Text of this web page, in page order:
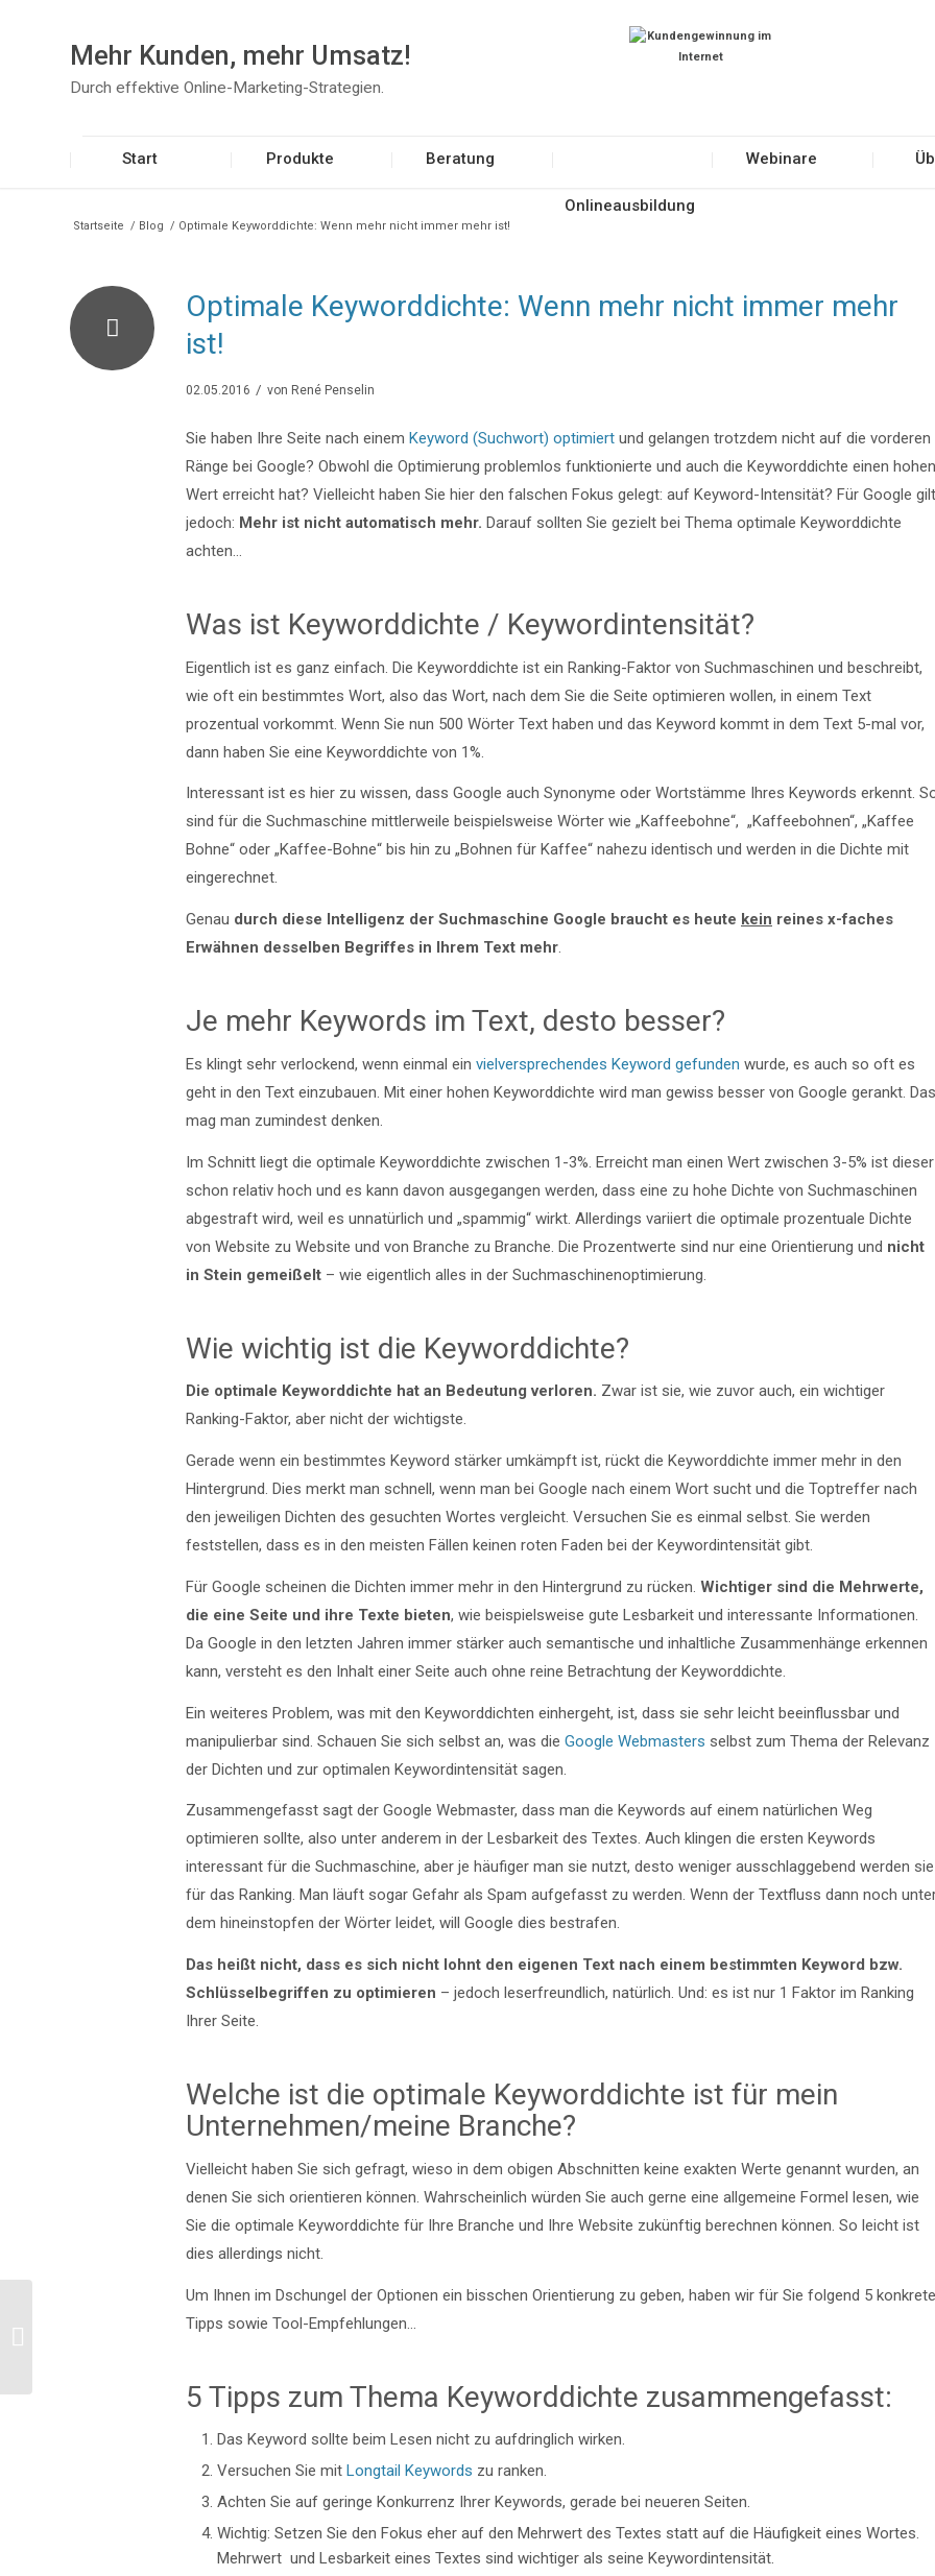
Mehr Kunden, mehr Umsatz!
Durch effektive Online-Marketing-Strategien.
Start Produkte Beratung
Onlineausbildung
Webinare
Startseite / Blog / Optimale Keyworddichte: Wenn mehr nicht immer mehr ist!
Optimale Keyworddichte: Wenn mehr nicht immer mehr
ist!
02.05.2016 / von René Penselin
Sie haben Ihre Seite nach einem Keyword (Suchwort) optimiert und gelangen trotzdem nicht auf die vorderen
Ränge bei Google? Obwohl die Optimierung problemlos funktionierte und auch die Keyworddichte einen hohen
Wert erreicht hat? Vielleicht haben Sie hier den falschen Fokus gelegt: auf Keyword-Intensität? Für Google gilt
jedoch: Mehr ist nicht automatisch mehr. Darauf sollten Sie gezielt bei Thema optimale Keyworddichte
achten…
Was ist Keyworddichte / Keywordintensität?
Eigentlich ist es ganz einfach. Die Keyworddichte ist ein Ranking-Faktor von Suchmaschinen und beschreibt,
wie oft ein bestimmtes Wort, also das Wort, nach dem Sie die Seite optimieren wollen, in einem Text
prozentual vorkommt. Wenn Sie nun 500 Wörter Text haben und das Keyword kommt in dem Text 5-mal vor,
dann haben Sie eine Keyworddichte von 1%.
Interessant ist es hier zu wissen, dass Google auch Synonyme oder Wortstämme Ihres Keywords erkennt.
sind für die Suchmaschine mittlerweile beispielsweise Wörter wie „Kaffeebohne“, „Kaffeebohnen“, „Kaffee
Bohne“ oder „Kaffee-Bohne“ bis hin zu „Bohnen für Kaffee“ nahezu identisch und werden in die Dichte mit
eingerechnet.
Genau durch diese Intelligenz der Suchmaschine Google braucht es heute kein reines x-faches
Erwähnen desselben Begriffes in Ihrem Text mehr.
Je mehr Keywords im Text, desto besser?
Es klingt sehr verlockend, wenn einmal ein vielversprechendes Keyword gefunden wurde, es auch so oft es
geht in den Text einzubauen. Mit einer hohen Keyworddichte wird man gewiss besser von Google gerankt. Das
mag man zumindest denken.
Im Schnitt liegt die optimale Keyworddichte zwischen 1-3%. Erreicht man einen Wert zwischen 3-5% ist dieser
schon relativ hoch und es kann davon ausgegangen werden, dass eine zu hohe Dichte von Suchmaschinen
abgestraft wird, weil es unnatürlich und „spammig“ wirkt. Allerdings variiert die optimale prozentuale Dichte
von Website zu Website und von Branche zu Branche. Die Prozentwerte sind nur eine Orientierung und nicht
in Stein gemeißelt – wie eigentlich alles in der Suchmaschinenoptimierung.
Wie wichtig ist die Keyworddichte?
Die optimale Keyworddichte hat an Bedeutung verloren. Zwar ist sie, wie zuvor auch, ein wichtiger
Ranking-Faktor, aber nicht der wichtigste.
Gerade wenn ein bestimmtes Keyword stärker umkämpft ist, rückt die Keyworddichte immer mehr in den
Hintergrund. Dies merkt man schnell, wenn man bei Google nach einem Wort sucht und die Toptreffer nach
den jeweiligen Dichten des gesuchten Wortes vergleicht. Versuchen Sie es einmal selbst. Sie werden
feststellen, dass es in den meisten Fällen keinen roten Faden bei der Keywordintensität gibt.
Für Google scheinen die Dichten immer mehr in den Hintergrund zu rücken. Wichtiger sind die Mehrwerte,
die eine Seite und ihre Texte bieten, wie beispielsweise gute Lesbarkeit und interessante Informationen.
Da Google in den letzten Jahren immer stärker auch semantische und inhaltliche Zusammenhänge erkennen
kann, versteht es den Inhalt einer Seite auch ohne reine Betrachtung der Keyworddichte.
Ein weiteres Problem, was mit den Keyworddichten einhergeht, ist, dass sie sehr leicht beeinflussbar und
manipulierbar sind. Schauen Sie sich selbst an, was die Google Webmasters selbst zum Thema der Relevanz
der Dichten und zur optimalen Keywordintensität sagen.
Zusammengefasst sagt der Google Webmaster, dass man die Keywords auf einem natürlichen Weg
optimieren sollte, also unter anderem in der Lesbarkeit des Textes. Auch klingen die ersten Keywords
interessant für die Suchmaschine, aber je häufiger man sie nutzt, desto weniger ausschlaggebend werden sie
für das Ranking. Man läuft sogar Gefahr als Spam aufgefasst zu werden. Wenn der Textfluss dann noch
dem hineinstopfen der Wörter leidet, will Google dies bestrafen.
Das heißt nicht, dass es sich nicht lohnt den eigenen Text nach einem bestimmten Keyword bzw.
Schlüsselbegriffen zu optimieren – jedoch leserfreundlich, natürlich. Und: es ist nur 1 Faktor im Ranking
Ihrer Seite.
Welche ist die optimale Keyworddichte ist für mein
Unternehmen/meine Branche?
Vielleicht haben Sie sich gefragt, wieso in dem obigen Abschnitten keine exakten Werte genannt wurden, an
denen Sie sich orientieren können. Wahrscheinlich würden Sie auch gerne eine allgemeine Formel lesen, wie
Sie die optimale Keyworddichte für Ihre Branche und Ihre Website zukünftig berechnen können. So leicht ist
dies allerdings nicht.
Um Ihnen im Dschungel der Optionen ein bisschen Orientierung zu geben, haben wir für Sie folgend 5 konkrete
Tipps sowie Tool-Empfehlungen…
5 Tipps zum Thema Keyworddichte zusammengefasst:
Das Keyword sollte beim Lesen nicht zu aufdringlich wirken.
Versuchen Sie mit Longtail Keywords zu ranken.
Achten Sie auf geringe Konkurrenz Ihrer Keywords, gerade bei neueren Seiten.
Wichtig: Setzen Sie den Fokus eher auf den Mehrwert des Textes statt auf die Häufigkeit eines Wortes.
Mehrwert und Lesbarkeit eines Textes sind wichtiger als seine Keywordintensität.